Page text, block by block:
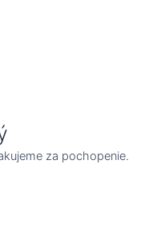
za pochopenie.